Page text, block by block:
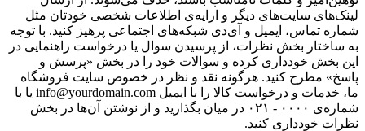
لینک‌های سایت‌های دیگر و ارایه‌ی اطلاعات شخصی خودتان مثل
شماره تماس، ایمیل و آی‌دی شبکه‌های اجتماعی پرهیز کنید. با توجه
به ساختار بخش نظرات، از پرسیدن سوال یا درخواست راهنمایی در
این بخش خودداری کرده و سوالات خود را در بخش «پرسش و
پاسخ» مطرح کنید. هرگونه نقد و نظر در خصوص سایت فروشگاه
ما، خدمات و درخواست کالا را با ایمیل info@yourdomain.com یا با
شماره‌ی ۰۰۰۰ - ۰۲۱ در میان بگذارید و از نوشتن آن‌ها در بخش
نظرات خودداری کنید.